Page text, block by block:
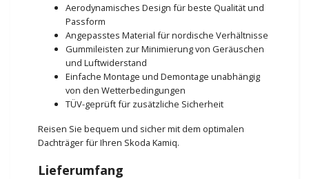
Aerodynamisches Design für beste Qualität und
Passform
Angepasstes Material für nordische Verhältnisse
Gummileisten zur Minimierung von Geräuschen
und Luftwiderstand
Einfache Montage und Demontage unabhängig
von den Wetterbedingungen
TÜV-geprüft für zusätzliche Sicherheit
Reisen Sie bequem und sicher mit dem optimalen
Dachträger für Ihren Skoda Kamiq.
Lieferumfang